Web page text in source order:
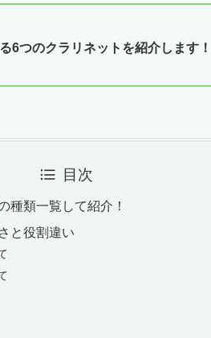
6つのクラリネットを紹介します！
目次
種類一覧して紹介！
と役割違い